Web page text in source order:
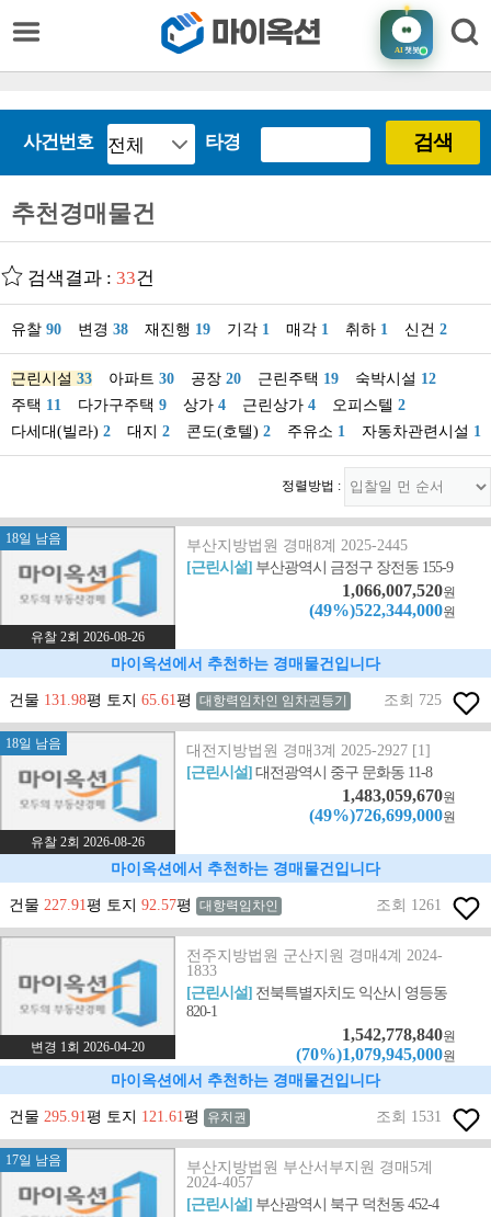
AI챗봇
사건번호 타경 검색
추천경매물건
검색결과 : 33건
유찰 90 변경 38 재진행 19 기각 1 매각 1 취하 1 신건 2
근린시설 33 아파트 30 공장 20 근린주택 19 숙박시설 12
주택 11 다가구주택 9 상가 4 근린상가 4 오피스텔 2
다세대(빌라) 2 대지 2 콘도(호텔) 2 주유소 1 자동차관련시설 1
정렬방법 :
18일 남음
유찰 2회 2026-08-26
부산지방법원 경매8계 2025-2445
[근린시설] 부산광역시 금정구 장전동 155-9
1,066,007,520원
(49%)522,344,000원
마이옥션에서 추천하는 경매물건입니다
건물 131.98평 토지 65.61평 대항력임차인 임차권등기 조회 725
18일 남음
유찰 2회 2026-08-26
대전지방법원 경매3계 2025-2927 [1]
[근린시설]대전광역시 중구 문화동 11-8
1,483,059,670원
(49%)726,699,000원
마이옥션에서 추천하는 경매물건입니다
건물 227.91평 토지 92.57평 대항력임차인 조회 1261
변경 1회 2026-04-20
전주지방법원 군산지원 경매4계 2024-
1833
[근린시설] 전북특별자치도 익산시 영등동
820-1
1,542,778,840원
(70%)1,079,945,000원
마이옥션에서 추천하는 경매물건입니다
건물 295.91평 토지 121.61평 유치권 조회 1531
17일 남음
부산지방법원 부산서부지원 경매5계
2024-4057
[근린시설] 부산광역시 북구 덕천동 452-4